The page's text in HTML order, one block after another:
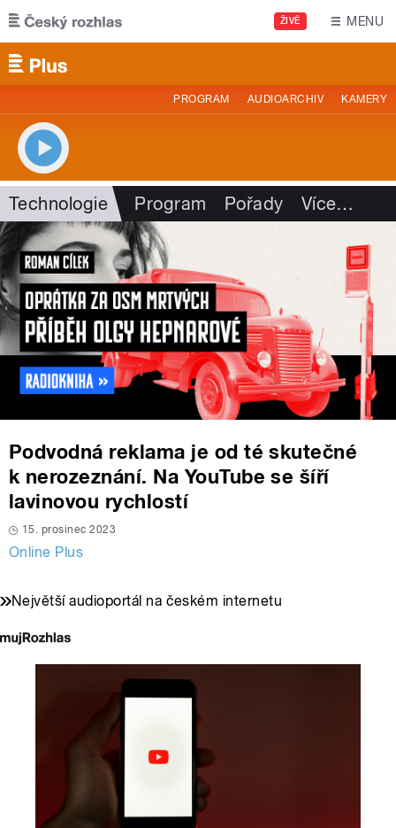
Přejít k hlavnímu obsahu
ŽIVĚ MENU
PROGRAM AUDIOARCHIV KAMERY
Technologie Program Pořady Více…
Podvodná reklama je od té skutečné
k nerozeznání. Na YouTube se šíří
lavinovou rychlostí
15. prosinec 2023
Online Plus
Největší audioportál na českém internetu